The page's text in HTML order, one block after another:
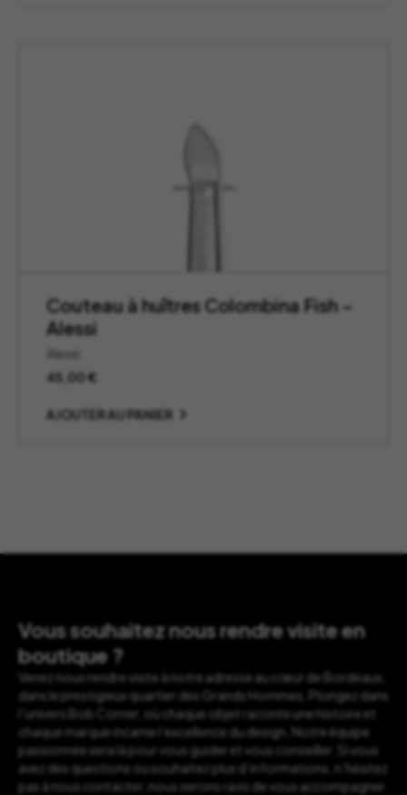
Couteau à huîtres Colombina Fish –
Alessi
Alessi
45,00€
AJOUTER AU PANIER
Vous souhaitez nous rendre visite en
boutique ?
Venez nous rendre visite à notre adresse au cœur de Bordeaux,
dans le prestigieux quartier des Grands Hommes. Plongez dans
l’univers Bob Corner, où chaque objet raconte une histoire et
chaque marque incarne l’excellence du design. Notre équipe
passionnée sera là pour vous guider et vous conseiller. Si vous
avez des questions ou souhaitez plus d’informations, n’hésitez
pas à nous contacter, nous serons ravis de vous accompagner